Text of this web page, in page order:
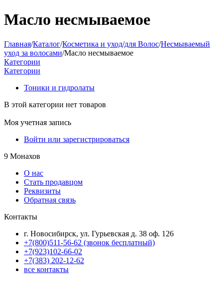
Масло несмываемое
Главная/Каталог/Косметика и уход/для Волос/Несмываемый
уход за волосами/Масло несмываемое
Категории
Категории
Тоники и гидролаты
В этой категории нет товаров
Моя учетная запись
Войти или зарегистрироваться
9 Монахов
О нас
Стать продавцом
Реквизиты
Обратная связь
Контакты
г. Новосибирск, ул. Гурьевская д. 38 оф. 126
+7(800)511-56-62 (звонок бесплатный)
+7(923)102-66-02
+7(383) 202-12-62
все контакты